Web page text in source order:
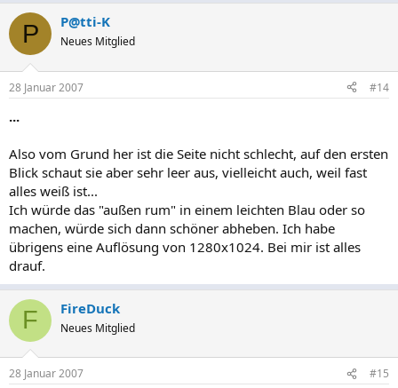
P P@tti-K
Neues Mitglied
28 Januar 2007 #14
...
Also vom Grund her ist die Seite nicht schlecht, auf den ersten
Blick schaut sie aber sehr leer aus, vielleicht auch, weil fast
alles weiß ist...
Ich würde das "außen rum" in einem leichten Blau oder so
machen, würde sich dann schöner abheben. Ich habe
übrigens eine Auflösung von 1280x1024. Bei mir ist alles
drauf.
F FireDuck
Neues Mitglied
28 Januar 2007 #15